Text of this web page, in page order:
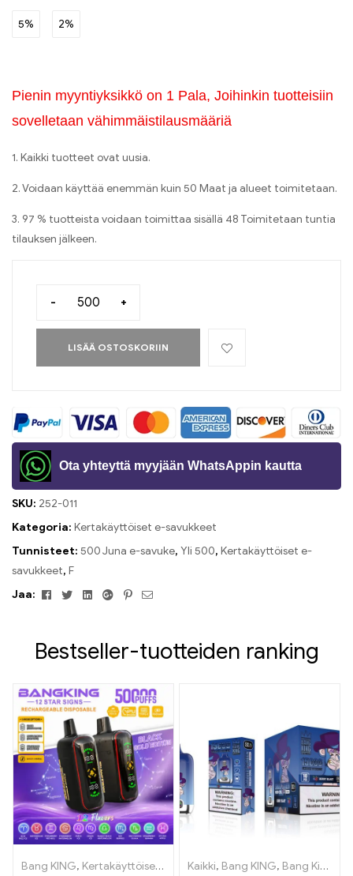
5% 2%
Pienin myyntiyksikkö on 1 Pala, Joihinkin tuotteisiin
sovelletaan vähimmäistilausmääriä
1. Kaikki tuotteet ovat uusia.
2. Voidaan käyttää enemmän kuin 50 Maat ja alueet toimitetaan.
3. 97 % tuotteista voidaan toimittaa sisällä 48 Toimitetaan tuntia
tilauksen jälkeen.
- +
LISÄÄ OSTOSKORIIN
Ota yhteyttä myyjään WhatsAppin kautta
SKU: 252-011
Kategoria: Kertakäyttöiset e-savukkeet
Tunnisteet: 500 Juna e-savuke, Yli 500, Kertakäyttöiset e-
savukkeet, F
Jaa:
FacebookViserrysLinkedinGoogle+Pinterest
Sähköposti
Bestseller-tuotteiden ranking
Bang KING, Kertakäyttöiset e-savukkeet ,Kertakäyttöiset e-
Kaikki, Bang KING, Bang King Smart Screen 15000 Pullistaa